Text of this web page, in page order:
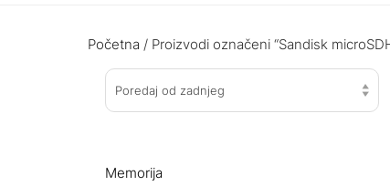
Početna / Proizvodi označeni “Sandisk
Poredaj od zadnjeg
Memorija